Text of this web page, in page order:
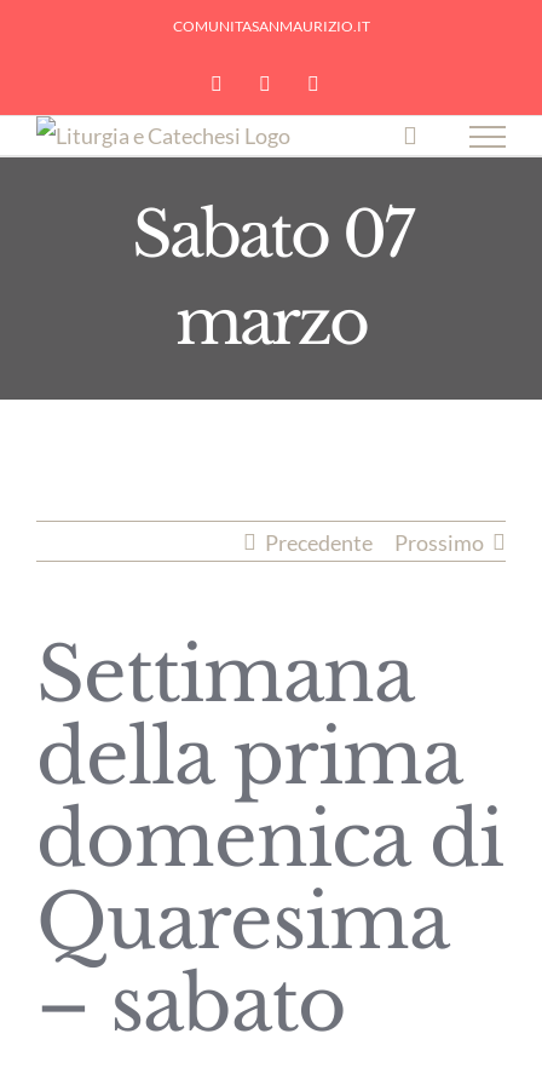
COMUNITASANMAURIZIO.IT
YouTubeFacebook
Sabato 07
marzo
Precedente Prossimo
Settimana
della prima
domenica di
Quaresima
– sabato